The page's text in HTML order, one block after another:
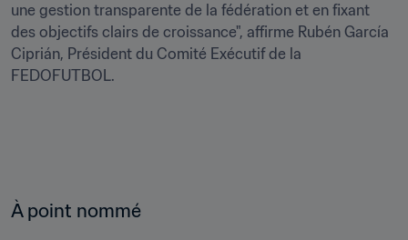
une gestion transparente de la fédération et en fixant
des objectifs clairs de croissance", affirme Rubén García
Ciprián, Président du Comité Exécutif de la
FEDOFUTBOL.
À point nommé